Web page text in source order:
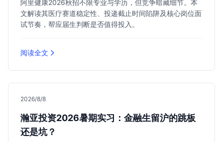
阿里健康2026秋招不限专业与学历，但竞争暗藏细节。本
文解读其医疗赛道稳定性、投递截止时间陷阱及核心岗位面
试节奏，帮应届生判断是否值得投入。
阅读全文
2026/8/8
瀚亚投资2026暑期实习：金融生留沪的跳板
还是坑？